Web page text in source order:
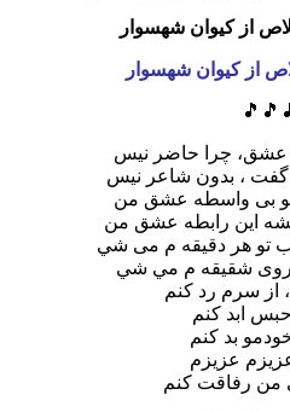
از کیوان شهسوار
از کیوان شهسوار
عشق، چرا حاضر نيس
گفت ، بدون شاعر نيس
بى واسطه عشق من
اين رابطه عشق من
تو هر دقيقه م مى شي
روى شقيقه م مي شي
از سرم رد كنم
ابد كنم
بد كنم
عزيزم
من رفاقت كنم